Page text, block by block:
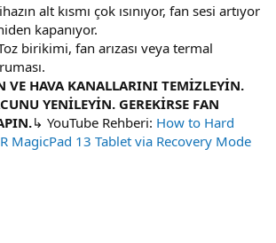
alt kısmı çok ısınıyor, fan sesi artıyor
kapanıyor.
birikimi, fan arızası veya termal
VE HAVA KANALLARINI TEMİZLEYİN.
YENİLEYİN. GEREKİRSE FAN
↳ YouTube Rehberi: How to Hard
MagicPad 13 Tablet via Recovery Mode